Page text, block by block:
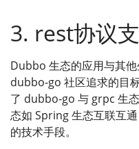
3. rest协议
Dubbo 生态的应用与其
dubbo-go 社区追求的目
了 dubbo-go 与 grpc 生
态如 Spring 生态互联互
的技术手段。